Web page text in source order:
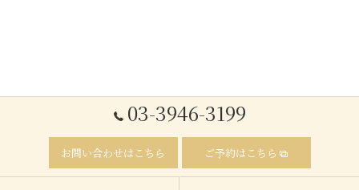
03-3946-3199
お問い合わせはこちら ご予約はこちら